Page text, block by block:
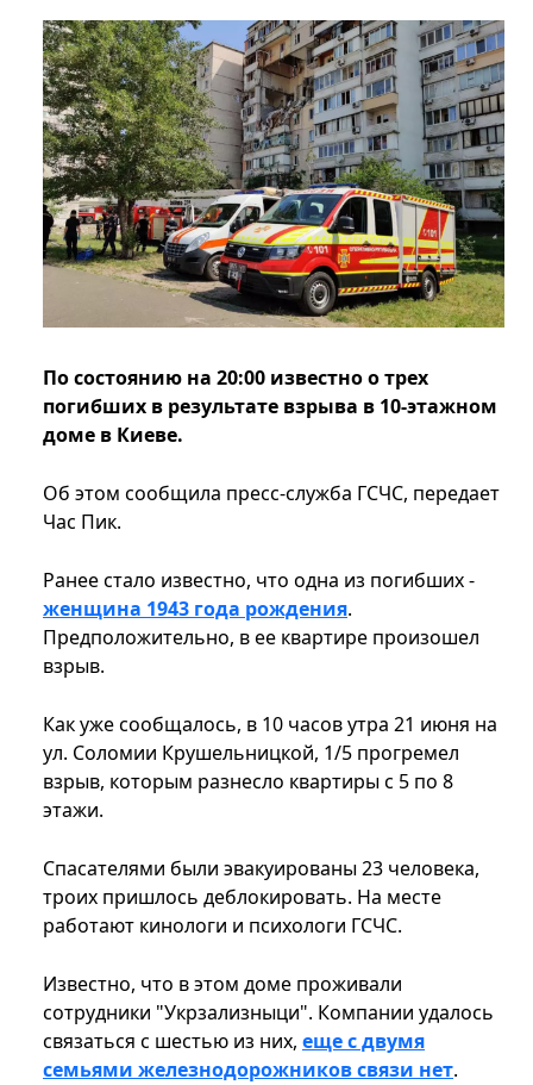
По состоянию на 20:00 известно о трех
погибших в результате взрыва в 10-этажном
доме в Киеве.
Об этом сообщила пресс-служба ГСЧС, передает
Час Пик.
Ранее стало известно, что одна из погибших -
женщина 1943 года рождения.
Предположительно, в ее квартире произошел
взрыв.
Как уже сообщалось, в 10 часов утра 21 июня на
ул. Соломии Крушельницкой, 1/5 прогремел
взрыв, которым разнесло квартиры с 5 по 8
этажи.
Спасателями были эвакуированы 23 человека,
троих пришлось деблокировать. На месте
работают кинологи и психологи ГСЧС.
Известно, что в этом доме проживали
сотрудники "Укрзализныци". Компании удалось
связаться с шестью из них, еще с двумя
семьями железнодорожников связи нет.